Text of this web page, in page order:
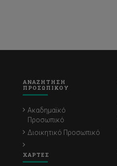
ΑΝΑΖΗΤΗΣΗ
ΠΡΟΣΩΠΙΚΟΥ
Ακαδημαϊκό
Προσωπικό
Διοικητικό Προσωπικό
ΧΑΡΤΕΣ